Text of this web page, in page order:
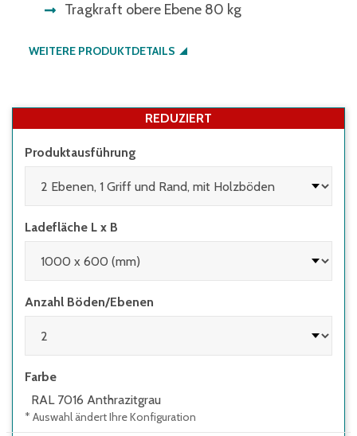
Tragkraft obere Ebene 80 kg
WEITERE PRODUKTDETAILS
REDUZIERT
Produktausführung
Ladefläche L x B
Anzahl Böden/Ebenen
Farbe
RAL 7016 Anthrazitgrau
* Auswahl ändert Ihre Konfiguration